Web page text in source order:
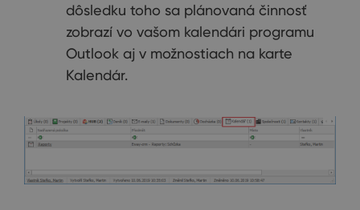
dôsledku toho sa plánovaná činnosť
zobrazí vo vašom kalendári programu
Outlook aj v možnostiach na karte
Kalendár.